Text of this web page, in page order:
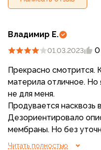
Владимир Е.
01.03.2023 0
Прекрасно смотрится.
материла отличное.
не для меня.
Продувается насквозь
Дезориентировало
мембраны. Но без
поверхности, а только
Читать полностью